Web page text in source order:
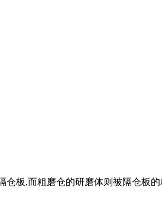
板,而粗磨仓的研磨体则被隔仓板